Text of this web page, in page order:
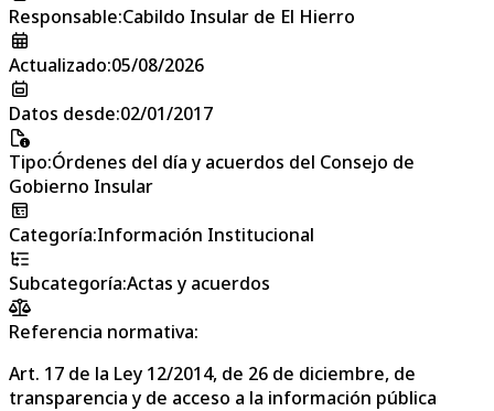
Responsable:Cabildo Insular de El Hierro
Actualizado:05/08/2026
Datos desde:02/01/2017
Tipo:Órdenes del día y acuerdos del Consejo de
Gobierno Insular
Categoría:Información Institucional
Subcategoría:Actas y acuerdos
Referencia normativa:
Art. 17 de la Ley 12/2014, de 26 de diciembre, de
transparencia y de acceso a la información pública